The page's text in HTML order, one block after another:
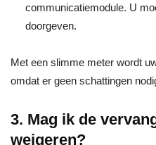
communicatiemodule. U
doorgeven.
Met een slimme meter wordt
omdat er geen schattingen
3. Mag ik de
weigeren?